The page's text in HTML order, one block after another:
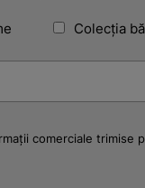
Colecția
comerciale trimise